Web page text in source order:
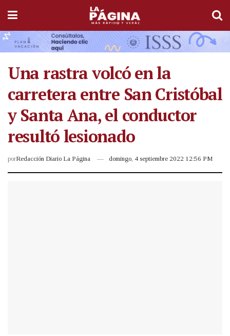
Una rastra volcó en la
carretera entre San Cristóbal
y Santa Ana, el conductor
resultó lesionado
porRedacción Diario La Página domingo, 4 septiembre 2022 12:56 PM